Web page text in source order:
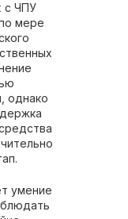
с ЧПУ
мере
однако
умение